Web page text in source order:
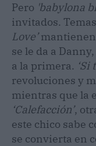
Pero 'babylona
invitados.
Love’mantienen
se le da a
a la primera.
revoluciones y
mientras que la
‘Calefacción’,
este chico sabe
se convierta en